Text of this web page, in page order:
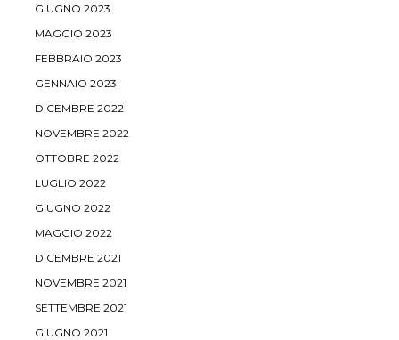
GIUGNO 2023
MAGGIO 2023
FEBBRAIO 2023
GENNAIO 2023
DICEMBRE 2022
NOVEMBRE 2022
OTTOBRE 2022
LUGLIO 2022
GIUGNO 2022
MAGGIO 2022
DICEMBRE 2021
NOVEMBRE 2021
SETTEMBRE 2021
GIUGNO 2021